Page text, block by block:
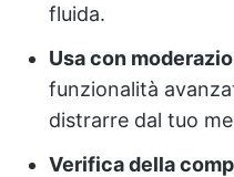
fluida.
Usa con
funzionalità
distrarre dal tuo
Verifica della